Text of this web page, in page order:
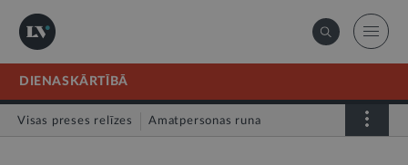
DIENASKĀRTĪBĀ
Visas preses relīzes Amatpersonas runa